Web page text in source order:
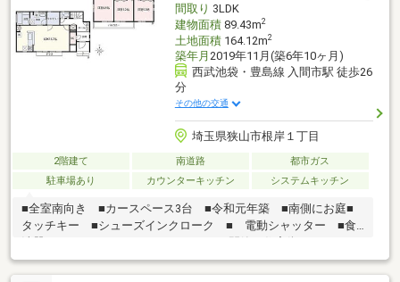
間取り 3LDK
建物面積89.43m2
土地面積164.12m2
築年月 2019年11月(築6年10ヶ月)
西武池袋・豊島線 入間市駅 徒歩26
分
その他の交通
埼玉県狭山市根岸１丁目
2階建て 南道路
都市ガス
駐車場あり
カウンターキッチン システムキッチン
■全室南向き ■カースペース3台 ■令和元年築 ■南側にお庭■
タッチキー ■シューズインクローク ■ 電動シャッター ■食